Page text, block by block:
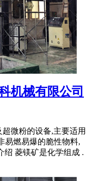
机械有限公司
微粉的设备,主要适用
易燃易爆的脆性物料,
绍 菱镁矿是化学组成 .